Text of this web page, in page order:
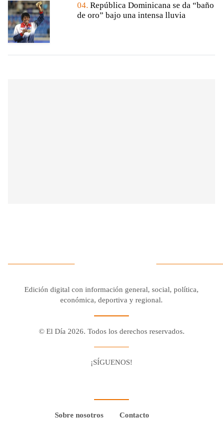
04. República Dominicana se da “baño
de oro” bajo una intensa lluvia
Edición digital con información general, social, política,
económica, deportiva y regional.
© El Día 2026. Todos los derechos reservados.
¡SÍGUENOS!
Sobre nosotros
Contacto